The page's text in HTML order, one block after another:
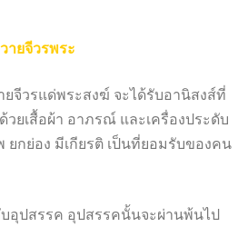
ายจีวรพระ
จีวรแด่พระสงฆ์ จะได้รับอานิสงส์ที่
ยเสื้อผ้า อาภรณ์ และเครื่องประดับ
กย่อง มีเกียรติ เป็นที่ยอมรับของคน
อุปสรรค อุปสรรคนั้นจะผ่านพ้นไป